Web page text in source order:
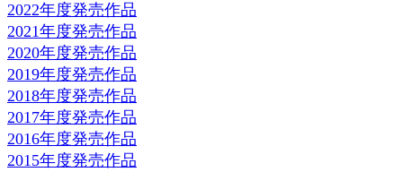
2022年度発売作品
2021年度発売作品
2020年度発売作品
2019年度発売作品
2018年度発売作品
2017年度発売作品
2016年度発売作品
2015年度発売作品